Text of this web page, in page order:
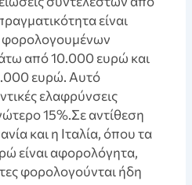
είναι
φορολογουμένων
από 10.000 ευρώ και
ευρώ. Αυτό
ελαφρύνσεις
15%.Σε αντίθεση
και η Ιταλία, όπου τα
είναι αφορολόγητα,
φορολογούνται ήδη